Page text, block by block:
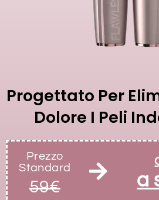
Progettato Per
Dolore I Peli
Prezzo
Standard
59€ a